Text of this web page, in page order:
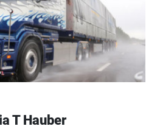
T Hauber